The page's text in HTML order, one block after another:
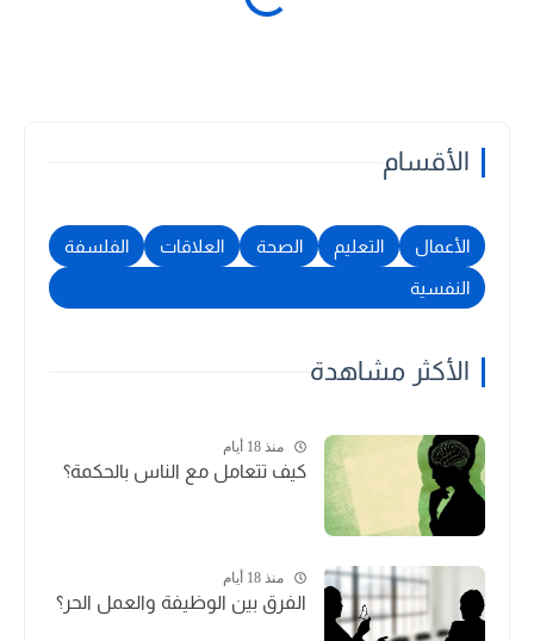
الأقسام
الأعمال التعليم الصحة العلاقات الفلسفة
النفسية
الأكثر مشاهدة
منذ 18 أيام
كيف تتعامل مع الناس بالحكمة؟
منذ 18 أيام
الفرق بين الوظيفة والعمل الحر؟